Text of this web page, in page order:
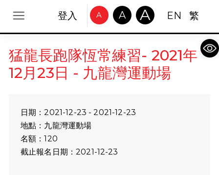
登入 A A A EN 繁
猛龍長跑隊恆常練習- 2021年
12月23日 - 九龍灣運動場
日期：2021-12-23 - 2021-12-23
地點：九龍灣運動場
名額：120
截止報名日期：2021-12-23